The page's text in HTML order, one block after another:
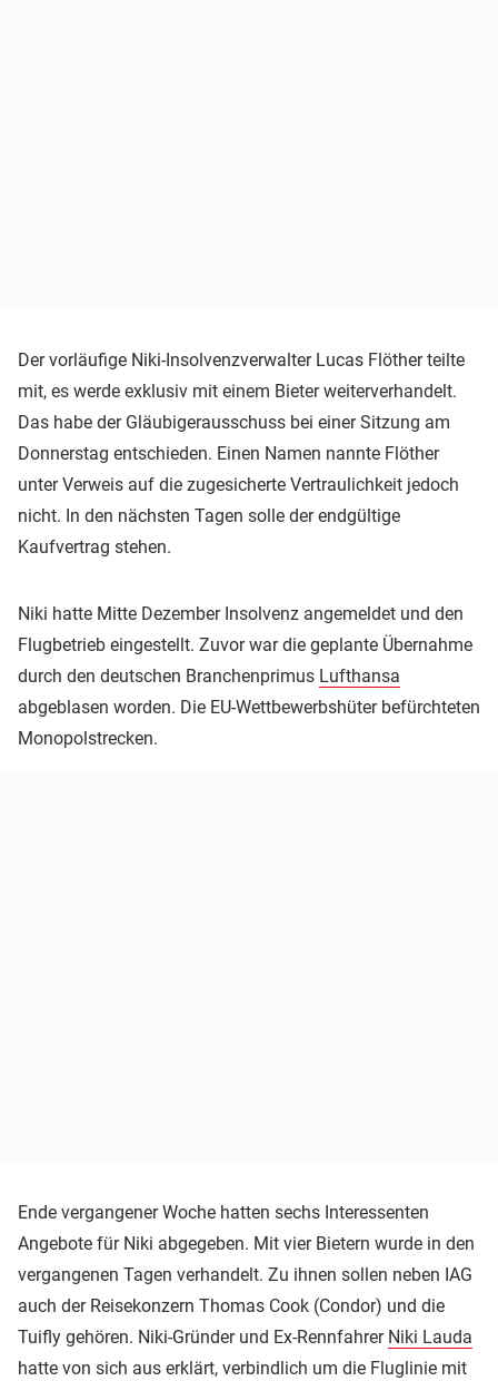
Der vorläufige Niki-Insolvenzverwalter Lucas Flöther teilte
mit, es werde exklusiv mit einem Bieter weiterverhandelt.
Das habe der Gläubigerausschuss bei einer Sitzung am
Donnerstag entschieden. Einen Namen nannte Flöther
unter Verweis auf die zugesicherte Vertraulichkeit jedoch
nicht. In den nächsten Tagen solle der endgültige
Kaufvertrag stehen.
Niki hatte Mitte Dezember Insolvenz angemeldet und den
Flugbetrieb eingestellt. Zuvor war die geplante Übernahme
durch den deutschen Branchenprimus Lufthansa
abgeblasen worden. Die EU-Wettbewerbshüter befürchteten
Monopolstrecken.
Ende vergangener Woche hatten sechs Interessenten
Angebote für Niki abgegeben. Mit vier Bietern wurde in den
vergangenen Tagen verhandelt. Zu ihnen sollen neben IAG
auch der Reisekonzern Thomas Cook (Condor) und die
Tuifly gehören. Niki-Gründer und Ex-Rennfahrer Niki Lauda
hatte von sich aus erklärt, verbindlich um die Fluglinie mit